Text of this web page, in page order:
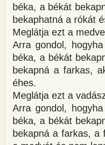
béka, a békát
bekaphatná a rókát
Meglátja ezt a
Arra gondol,
béka, a békát
bekapná a farkas,
éhes.
Meglátja ezt a
Arra gondol,
béka, a békát
bekapná a farkas, a